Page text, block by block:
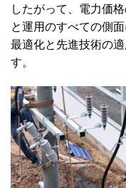
したがって、電力価
と運用のすべての側
最適化と先進技術の
す。